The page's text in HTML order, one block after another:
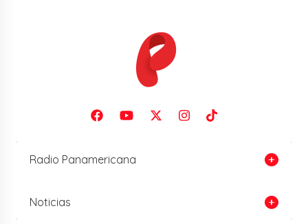
Radio Panamericana
Noticias